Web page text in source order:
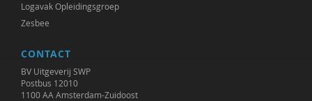
Logavak Opleidingsgroep
Zesbee
CONTACT
BV Uitgeverij SWP
Postbus 12010
1100 AA Amsterdam-Zuidoost